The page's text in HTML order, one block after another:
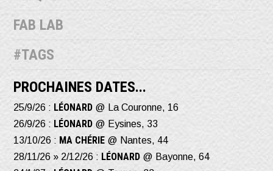
FAB LAB
#TAGS
PROCHAINES DATES...
25/9/26 : LÉONARD @ La Couronne, 16
26/9/26 : LÉONARD @ Eysines, 33
13/10/26 : MA CHÉRIE @ Nantes, 44
28/11/26 » 2/12/26 : LÉONARD @ Bayonne, 64